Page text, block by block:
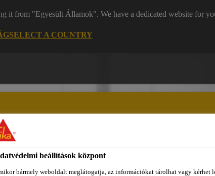
it from "Egyesült Államok". We have a dedicated website for
SELECT A COUNTRY
beállítások központ
bármely weboldalt meglátogatja, az információkat tárolhat vagy kérhet